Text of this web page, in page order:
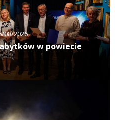
08/2026
w powiecie